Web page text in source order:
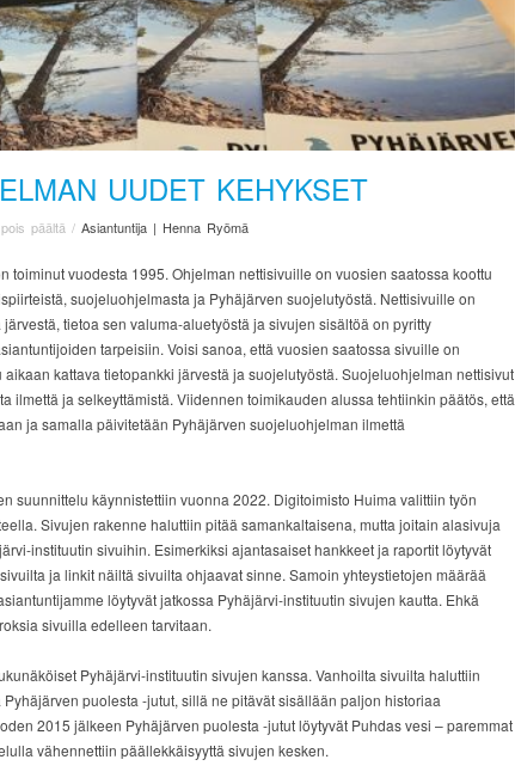
UUDET KEHYKSET
päältä / Asiantuntija | Henna Ryömä
toiminut vuodesta 1995. Ohjelman nettisivuille on vuosien saatossa koottu
suojeluohjelmasta ja Pyhäjärven suojelutyöstä. Nettisivuille on
tietoa sen valuma-aluetyöstä ja sivujen sisältöä on pyritty
tarpeisiin. Voisi sanoa, että vuosien saatossa sivuille on
kattava tietopankki järvestä ja suojelutyöstä. Suojeluohjelman nettisivut
ilmettä ja selkeyttämistä. Viidennen toimikauden alussa tehtiinkin päätös, että
ja samalla päivitetään Pyhäjärven suojeluohjelman ilmettä
suunnittelu käynnistettiin vuonna 2022. Digitoimisto Huima valittiin työn
Sivujen rakenne haluttiin pitää samankaltaisena, mutta joitain alasivuja
instituutin sivuihin. Esimerkiksi ajantasaiset hankkeet ja raportit löytyvät
ja linkit näiltä sivuilta ohjaavat sinne. Samoin yhteystietojen määrää
löytyvät jatkossa Pyhäjärvi-instituutin sivujen kautta. Ehkä
sivuilla edelleen tarvitaan.
Pyhäjärvi-instituutin sivujen kanssa. Vanhoilta sivuilta haluttiin
puolesta -jutut, sillä ne pitävät sisällään paljon historiaa
2015 jälkeen Pyhäjärven puolesta -jutut löytyvät Puhdas vesi – paremmat
vähennettiin päällekkäisyyttä sivujen kesken.